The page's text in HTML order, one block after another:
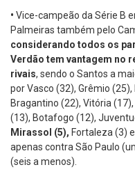
• Vice-campeão da Série B
Palmeiras também pelo
considerando todos os
Verdão tem vantagem no
rivais, sendo o Santos a
por Vasco (32), Grêmio
Bragantino (22), Vitória
(13), Botafogo (12),
Mirassol (5), Fortaleza (3)
apenas contra São Paulo
(seis a menos).